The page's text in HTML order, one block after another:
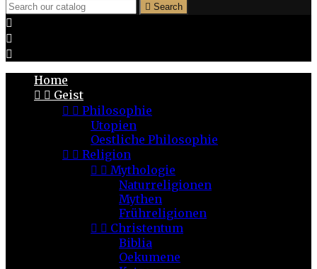
 Search



Home
  Geist
  Philosophie
Utopien
Oestliche Philosophie
  Religion
  Mythologie
Naturreligionen
Mythen
Frühreligionen
  Christentum
Biblia
Oekumene